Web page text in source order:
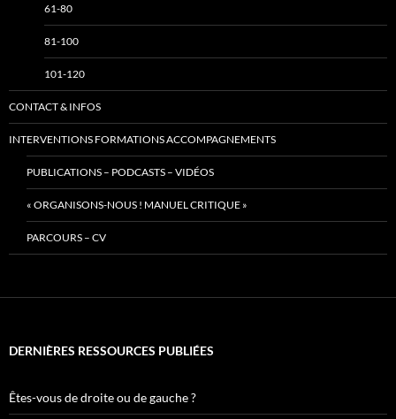
61-80
81-100
101-120
CONTACT & INFOS
INTERVENTIONS FORMATIONS ACCOMPAGNEMENTS
PUBLICATIONS – PODCASTS – VIDÉOS
« ORGANISONS-NOUS ! MANUEL CRITIQUE »
PARCOURS – CV
DERNIÈRES RESSOURCES PUBLIÉES
Êtes-vous de droite ou de gauche ?